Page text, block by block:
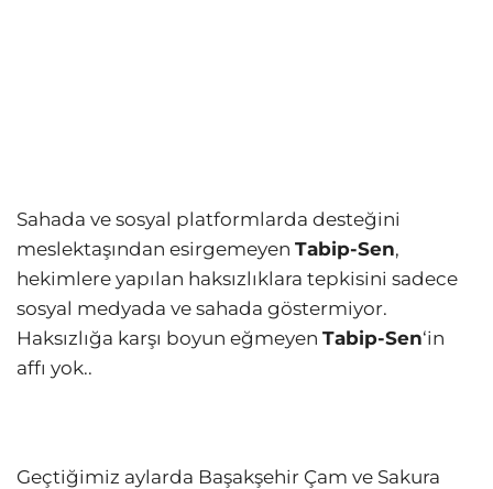
Sahada ve sosyal platformlarda desteğini
meslektaşından esirgemeyen Tabip-Sen,
hekimlere yapılan haksızlıklara tepkisini sadece
sosyal medyada ve sahada göstermiyor.
Haksızlığa karşı boyun eğmeyen Tabip-Sen‘in
affı yok..
Geçtiğimiz aylarda Başakşehir Çam ve Sakura